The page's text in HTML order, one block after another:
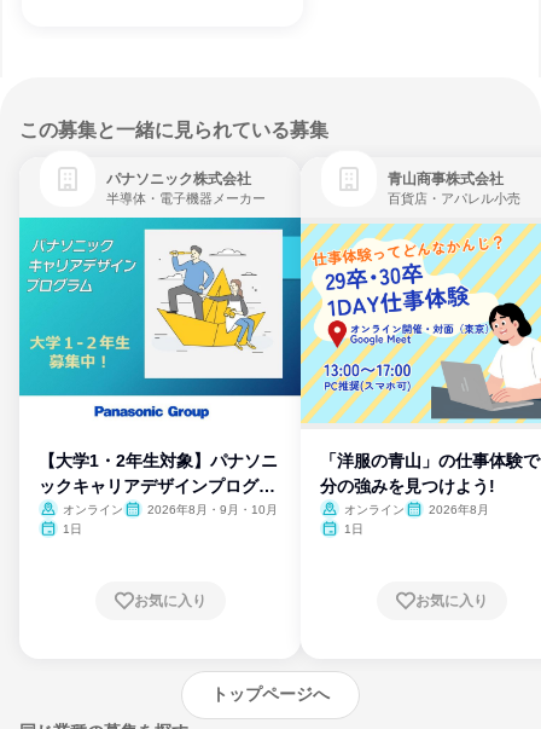
この募集と一緒に見られている募集
パナソニック株式会社
半導体・電子機器メーカー
【大学1・2年生対象】パナソニ
ックキャリアデザインプログラ
ム
オンライン
2026年8月・9月・10月
1日
お気に入り
青山商事株式会社
百貨店・アパレル小売
「洋服の青山」の仕事体験
分の強みを見つけよう!
オンライン
2026年8月
1日
お気に入り
トップページへ